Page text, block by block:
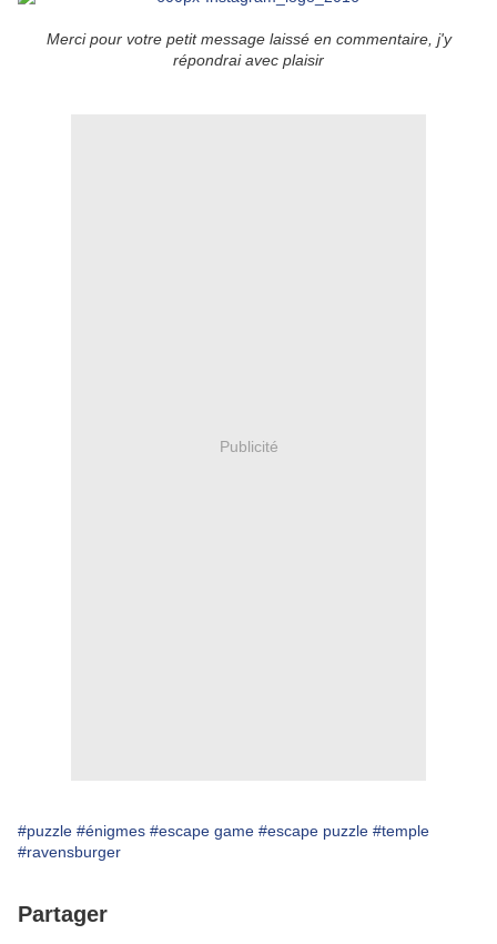
Merci pour votre petit message laissé en commentaire, j'y
répondrai avec plaisir
Publicité
#puzzle #énigmes #escape game #escape puzzle #temple
#ravensburger
Partager